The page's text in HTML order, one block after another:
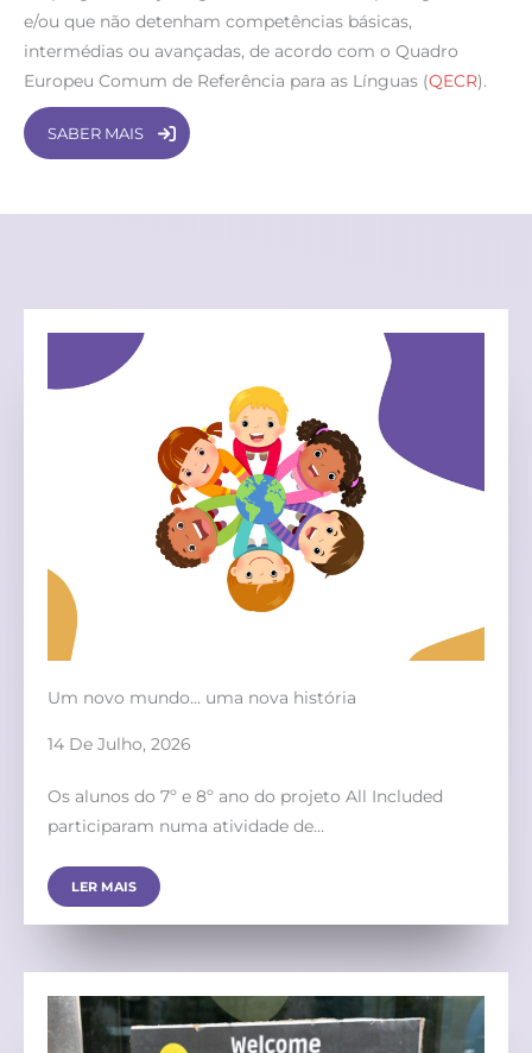
e/ou que não detenham competências básicas,
intermédias ou avançadas, de acordo com o Quadro
Europeu Comum de Referência para as Línguas (QECR).
SABER MAIS
Um novo mundo… uma nova história
14 De Julho, 2026
Os alunos do 7º e 8º ano do projeto All Included
participaram numa atividade de…
LER MAIS